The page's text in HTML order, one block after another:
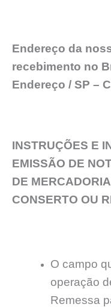
Endereço da
recebimento no
Endereço / SP –
INSTRUÇÕES E
EMISSÃO DE
DE
CONSERTO OU
O campo
operação
Remessa